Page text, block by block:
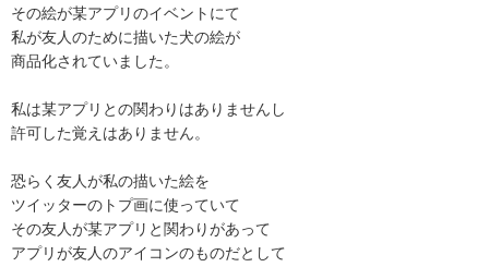
その絵が某アプリのイベントにて
私が友人のために描いた犬の絵が
商品化されていました。
私は某アプリとの関わりはありませんし
許可した覚えはありません。
恐らく友人が私の描いた絵を
ツイッターのトプ画に使っていて
その友人が某アプリと関わりがあって
アプリが友人のアイコンのものだとして